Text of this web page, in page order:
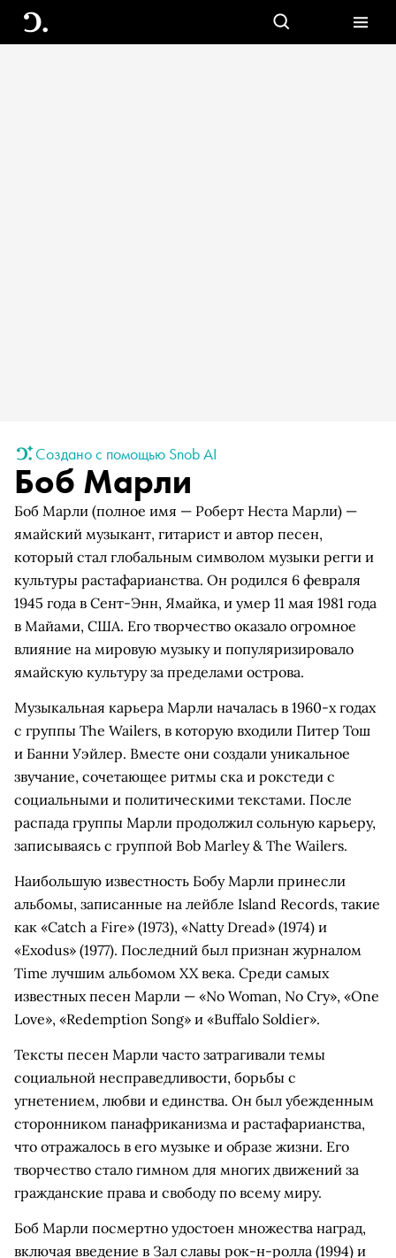
Создано с помощью Snob AI
Боб Марли
Боб Марли (полное имя — Роберт Неста Марли) —
ямайский музыкант, гитарист и автор песен,
который стал глобальным символом музыки регги и
культуры растафарианства. Он родился 6 февраля
1945 года в Сент-Энн, Ямайка, и умер 11 мая 1981 года
в Майами, США. Его творчество оказало огромное
влияние на мировую музыку и популяризировало
ямайскую культуру за пределами острова.
Музыкальная карьера Марли началась в 1960-х годах
с группы The Wailers, в которую входили Питер Тош
и Банни Уэйлер. Вместе они создали уникальное
звучание, сочетающее ритмы ска и рокстеди с
социальными и политическими текстами. После
распада группы Марли продолжил сольную карьеру,
записываясь с группой Bob Marley & The Wailers.
Наибольшую известность Бобу Марли принесли
альбомы, записанные на лейбле Island Records, такие
как «Catch a Fire» (1973), «Natty Dread» (1974) и
«Exodus» (1977). Последний был признан журналом
Time лучшим альбомом XX века. Среди самых
известных песен Марли — «No Woman, No Cry», «One
Love», «Redemption Song» и «Buffalo Soldier».
Тексты песен Марли часто затрагивали темы
социальной несправедливости, борьбы с
угнетением, любви и единства. Он был убежденным
сторонником панафриканизма и растафарианства,
что отражалось в его музыке и образе жизни. Его
творчество стало гимном для многих движений за
гражданские права и свободу по всему миру.
Боб Марли посмертно удостоен множества наград,
включая введение в Зал славы рок-н-ролла (1994) и